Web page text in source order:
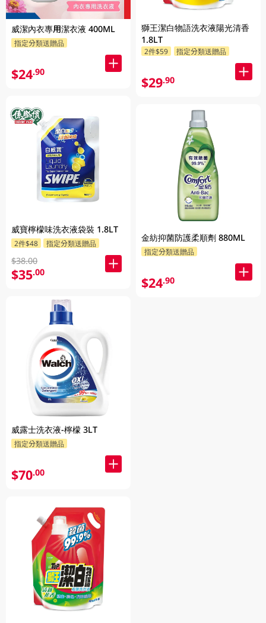
威潔內衣專用潔衣液 400ML
指定分類送贈品
$24.90
威寶檸檬味洗衣液袋裝 1.8LT
2件$48 指定分類送贈品
$38.00
$35.00
威露士洗衣液-檸檬 3LT
指定分類送贈品
$70.00
獅王潔白物語洗衣液陽光清香
1.8LT
2件$59 指定分類送贈品
$29.90
金紡抑菌防護柔順劑 880ML
指定分類送贈品
$24.90